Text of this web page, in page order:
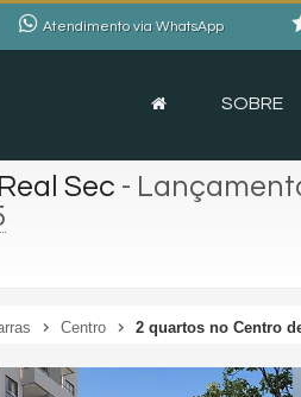
Atendimento via WhatsApp
SOBRE
Sec -
Centro 2 quartos no Centro